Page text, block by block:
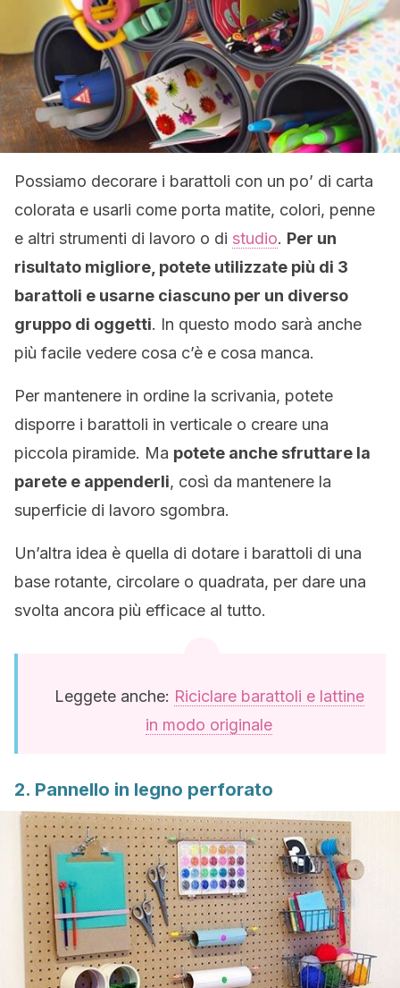
Possiamo decorare i barattoli con un po’ di carta
colorata e usarli come porta matite, colori, penne
e altri strumenti di lavoro o di studio. Per un
risultato migliore, potete utilizzate più di 3
barattoli e usarne ciascuno per un diverso
gruppo di oggetti. In questo modo sarà anche
più facile vedere cosa c’è e cosa manca.
Per mantenere in ordine la scrivania, potete
disporre i barattoli in verticale o creare una
piccola piramide. Ma potete anche sfruttare la
parete e appenderli, così da mantenere la
superficie di lavoro sgombra.
Un’altra idea è quella di dotare i barattoli di una
base rotante, circolare o quadrata, per dare una
svolta ancora più efficace al tutto.
Leggete anche: Riciclare barattoli e lattine
in modo originale
2. Pannello in legno perforato